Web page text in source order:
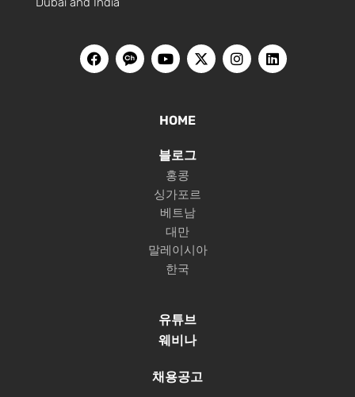
HOME
블로그
홍콩
싱가포르
베트남
대만
말레이시아
한국
유튜브
웨비나
채용공고